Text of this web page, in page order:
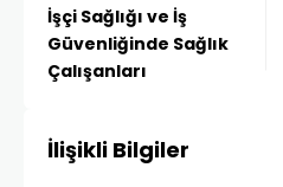
İşçi Sağlığı ve İş
Güvenliğinde Sağlık
Çalışanları
İlişikli Bilgiler